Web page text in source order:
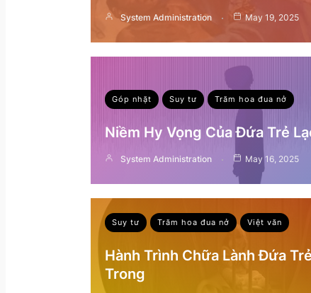
System Administration May 19, 2025
Góp nhặt Suy tư Trăm hoa đua nở
Niềm Hy Vọng Của Đứa Trẻ
System Administration May 16, 2025
Suy tư Trăm hoa đua nở Việt văn
Hành Trình Chữa Lành Đứa
Trong